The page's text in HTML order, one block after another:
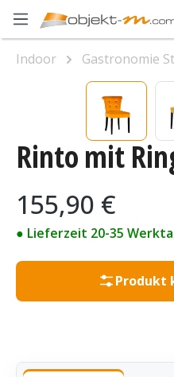
Zum Hauptinhalt springen
Rinto mit
Regulärer Preis:
155,90 €
● Lieferzeit 20-35
Produkt
Indoor Gastronomie
Bildergalerie überspringen